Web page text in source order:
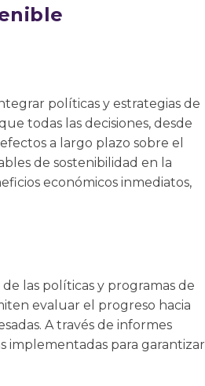
políticas y estrategias de
todas las decisiones, desde
a largo plazo sobre el
de sostenibilidad en la
económicos inmediatos,
las políticas y programas de
evaluar el progreso hacia
A través de informes
implementadas para garantizar